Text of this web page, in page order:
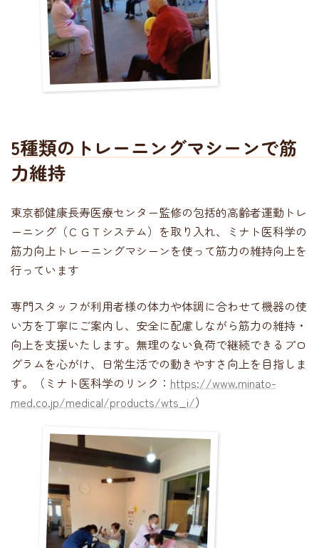
5種類のトレーニングマシーンで筋
力維持
東京都健康長寿医療センター監修の包括的高齢者運動トレ
ーニング（ＣＧＴシステム）を取り入れ、ミナト医科学の
筋力向上トレーニングマシーンを使って筋力の維持向上を
行っています
専門スタッフが利用者様の体力や体調に合わせて機器の使
い方を丁寧にご案内し、安全に配慮しながら筋力の維持・
向上を支援いたします。無理のない負荷で継続できるプロ
グラムを心がけ、日常生活での動きやすさ向上を目指しま
す。（ミナト医科学のリンク： https://www.minato-
med.co.jp/medical/products/wts_i/）